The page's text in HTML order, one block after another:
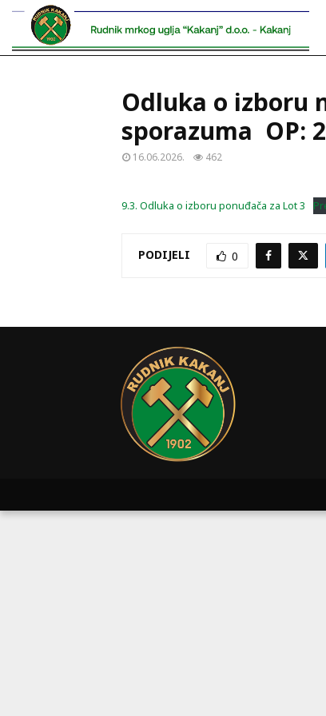
Odluka o izboru
sporazuma OP:
16.06.2026. 462
9.3. Odluka o izboru ponuđača za Lot 3
PODIJELI 0